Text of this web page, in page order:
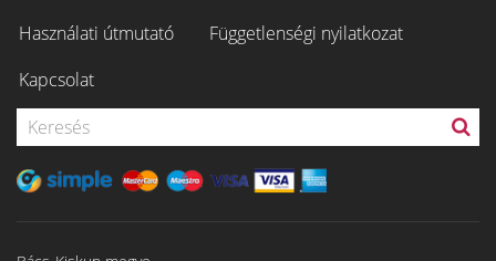
Használati útmutató
Függetlenségi nyilatkozat
Kapcsolat